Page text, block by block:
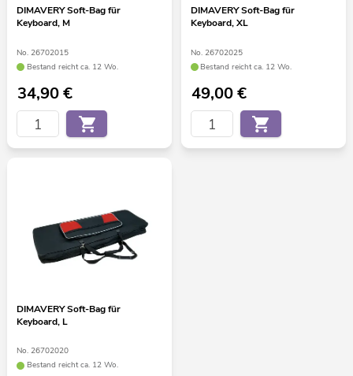
DIMAVERY Soft-Bag für
Keyboard, M
No. 26702015
Bestand reicht ca. 12 Wo.
34,90€
DIMAVERY Soft-Bag für
Keyboard, XL
No. 26702025
Bestand reicht ca. 12 Wo.
49,00€
DIMAVERY Soft-Bag für
Keyboard, L
No. 26702020
Bestand reicht ca. 12 Wo.